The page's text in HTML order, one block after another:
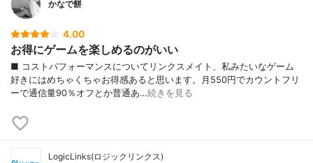
かなで餅
4.00
お得にゲームを楽しめるのがいい
■ コストパフォーマンスについてリンクスメイト、私みたいなゲーム
好きにはめちゃくちゃお得感あると思います。月550円でカウントフリ
ーで通信量90％オフとか普通あ…続きを見る
LogicLinks(ロジックリンクス)